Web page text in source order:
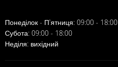
Понеділок - П'ятниця: 09:00 - 18:00
Субота: 09:00 - 18:00
Неділя: вихідний